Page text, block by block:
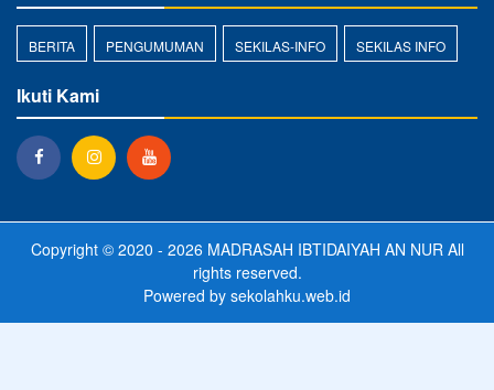
BERITA PENGUMUMAN SEKILAS-INFO SEKILAS INFO
Ikuti Kami
Copyright © 2020 - 2026 MADRASAH IBTIDAIYAH AN NURAll
rights reserved.
Powered by sekolahku.web.id